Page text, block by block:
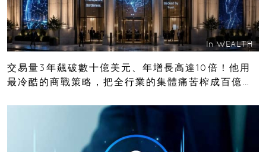
In WEALTH
交易量3年飆破數十億美元、年增長高達10倍！他用
最冷酷的商戰策略，把全行業的集體痛苦榨成百億金